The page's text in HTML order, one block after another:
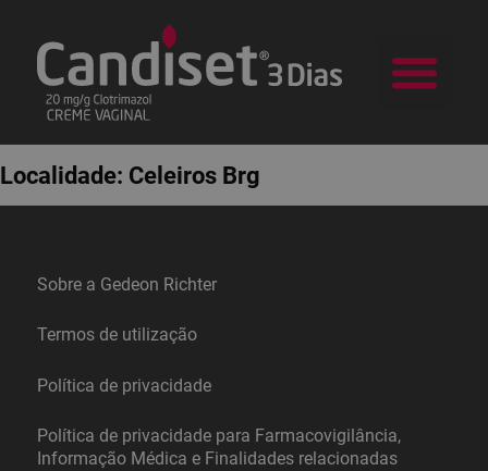
Localidade: Celeiros Brg
Sobre a Gedeon Richter
Termos de utilização
Política de privacidade
Política de privacidade para Farmacovigilância,
Informação Médica e Finalidades relacionadas